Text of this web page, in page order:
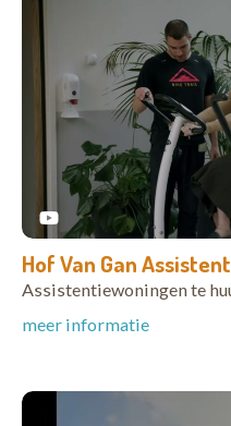
Hof Van Gan
Assistentiewoningen te
meer informatie